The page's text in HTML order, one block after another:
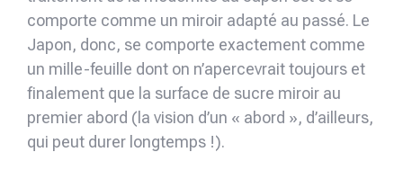
comporte comme un miroir adapté au passé. Le
Japon, donc, se comporte exactement comme
un mille-feuille dont on n’apercevrait toujours et
finalement que la surface de sucre miroir au
premier abord (la vision d’un « abord », d’ailleurs,
qui peut durer longtemps !).